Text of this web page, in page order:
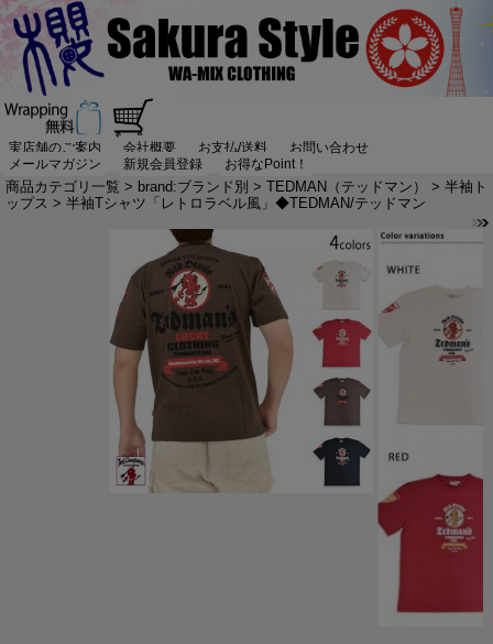
実店舗のご案内 会社概要 お支払/送料
お問い合わせ
メールマガジン
新規会員登録 お得なPoint！
商品カテゴリ一覧 > brand:ブランド別 > TEDMAN（テッドマン） > 半袖ト
ップス > 半袖Tシャツ「レトロラベル風」◆TEDMAN/テッドマン